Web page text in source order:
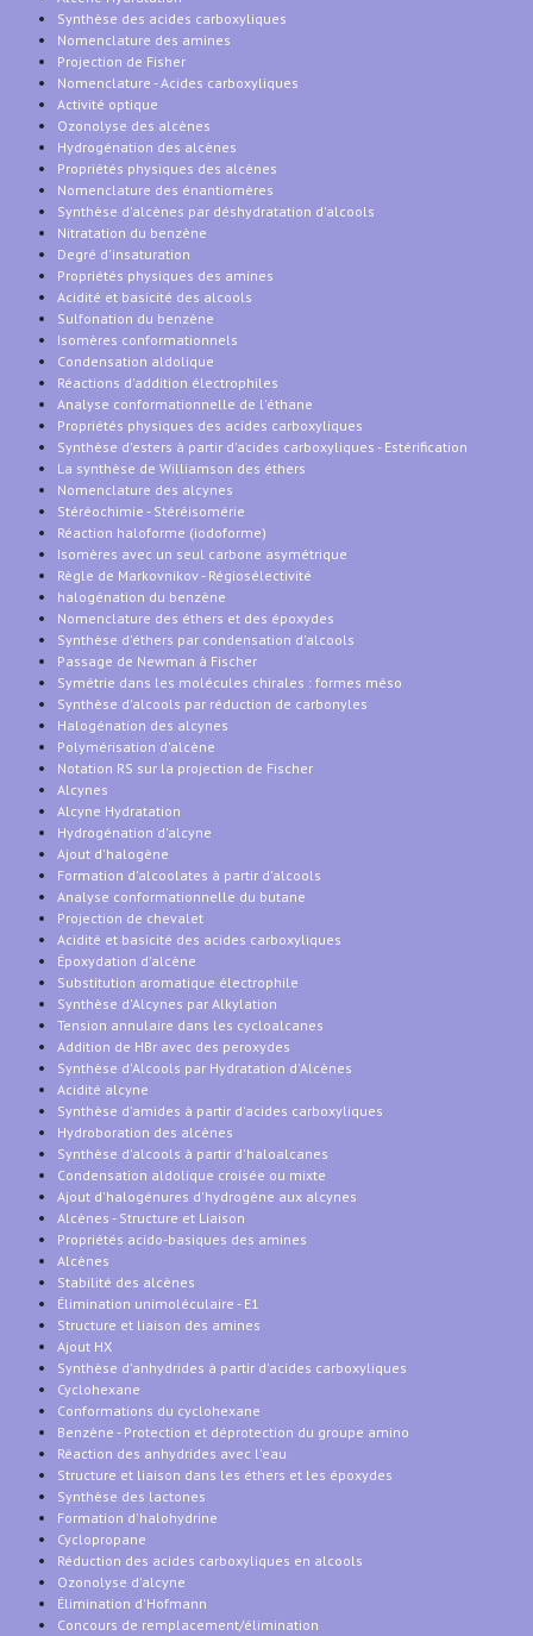
Synthèse des acides carboxyliques
Nomenclature des amines
Projection de Fisher
Nomenclature - Acides carboxyliques
Activité optique
Ozonolyse des alcènes
Hydrogénation des alcènes
Propriétés physiques des alcènes
Nomenclature des énantiomères
Synthèse d'alcènes par déshydratation d'alcools
Nitratation du benzène
Degré d'insaturation
Propriétés physiques des amines
Acidité et basicité des alcools
Sulfonation du benzène
Isomères conformationnels
Condensation aldolique
Réactions d'addition électrophiles
Analyse conformationnelle de l'éthane
Propriétés physiques des acides carboxyliques
Synthèse d'esters à partir d'acides carboxyliques - Estérification
La synthèse de Williamson des éthers
Nomenclature des alcynes
Stéréochimie - Stéréisomérie
Réaction haloforme (iodoforme)
Isomères avec un seul carbone asymétrique
Règle de Markovnikov - Régiosélectivité
halogénation du benzène
Nomenclature des éthers et des époxydes
Synthèse d'éthers par condensation d'alcools
Passage de Newman à Fischer
Symétrie dans les molécules chirales : formes méso
Synthèse d'alcools par réduction de carbonyles
Halogénation des alcynes
Polymérisation d'alcène
Notation RS sur la projection de Fischer
Alcynes
Alcyne Hydratation
Hydrogénation d'alcyne
Ajout d'halogène
Formation d'alcoolates à partir d'alcools
Analyse conformationnelle du butane
Projection de chevalet
Acidité et basicité des acides carboxyliques
Époxydation d'alcène
Substitution aromatique électrophile
Synthèse d'Alcynes par Alkylation
Tension annulaire dans les cycloalcanes
Addition de HBr avec des peroxydes
Synthèse d'Alcools par Hydratation d'Alcènes
Acidité alcyne
Synthèse d'amides à partir d'acides carboxyliques
Hydroboration des alcènes
Synthèse d'alcools à partir d'haloalcanes
Condensation aldolique croisée ou mixte
Ajout d'halogénures d'hydrogène aux alcynes
Alcènes - Structure et Liaison
Propriétés acido-basiques des amines
Alcènes
Stabilité des alcènes
Élimination unimoléculaire - E1
Structure et liaison des amines
Ajout HX
Synthèse d'anhydrides à partir d'acides carboxyliques
Cyclohexane
Conformations du cyclohexane
Benzène - Protection et déprotection du groupe amino
Réaction des anhydrides avec l'eau
Structure et liaison dans les éthers et les époxydes
Synthèse des lactones
Formation d'halohydrine
Cyclopropane
Réduction des acides carboxyliques en alcools
Ozonolyse d'alcyne
Élimination d'Hofmann
Concours de remplacement/élimination